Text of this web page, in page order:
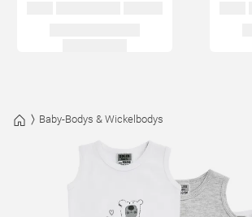
Baby-Bodys & Wickelbodys